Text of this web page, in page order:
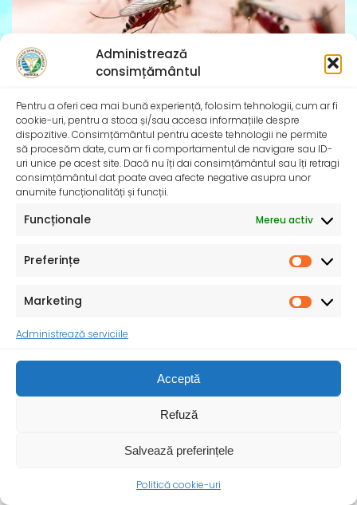
Administrează
consimțământul
Pentru a oferi cea mai bună experiență, folosim tehnologii, cum ar fi
cookie-uri, pentru a stoca și/sau accesa informațiile despre
dispozitive. Consimțământul pentru aceste tehnologii ne permite
să procesăm date, cum ar fi comportamentul de navigare sau ID-
uri unice pe acest site. Dacă nu îți dai consimțământul sau îți retragi
consimțământul dat poate avea afecte negative asupra unor
anumite funcționalități și funcții.
Funcționale Mereu activ
Preferințe
Marketing
Administrează serviciile
Acceptă
Refuză
Salvează preferințele
Politică cookie-uri
Țânțarii și căpușele vă pot îmbolnăvi! Protejați-vă
de înțepăturile sau mușcăturile acestora!
Bolile transmise de vectori sunt afecțiuni cauzate de
agenți patogeni (virusuri, bacterii, paraziți) care sunt
Săptămâna Europeană împotriva cancerului – 25-31
Săptămâna Europeană împotriva cancerului (European